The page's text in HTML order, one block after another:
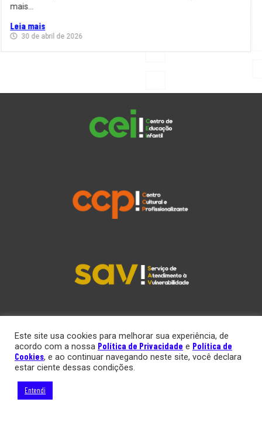
mais...
Leia mais
30 de abril de 2026
Este site usa cookies para melhorar sua experiência, de
acordo com a nossa Política de Privacidade e Política de
Cookies, e ao continuar navegando neste site, você declara
estar ciente dessas condições.
Entendi